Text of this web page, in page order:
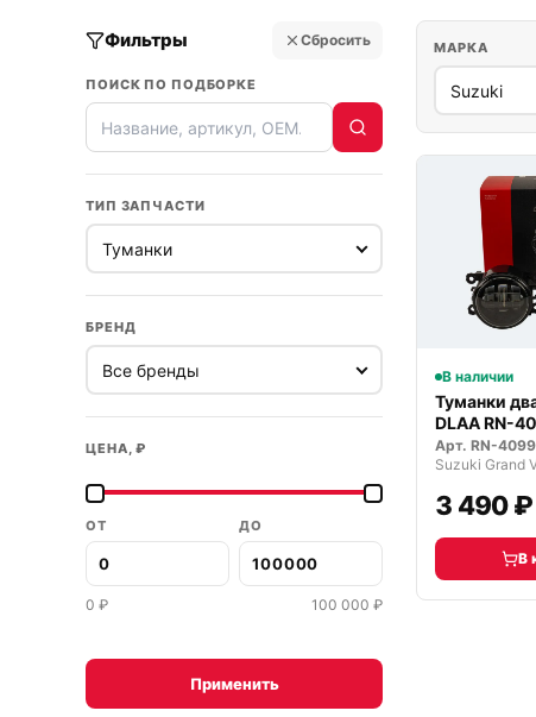
Фильтры Сбросить
ПОИСК ПО ПОДБОРКЕ
ТИП ЗАПЧАСТИ
БРЕНД
ЦЕНА, ₽
ОТ ДО
0 ₽ 100 000 ₽
Применить
МАРКА
В наличии
Туманки
DLAA RN-
Арт. RN-
3 490 ₽
В